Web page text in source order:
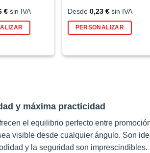
€ sin IVA Desde 0,23 €sin IVA
PERSONALIZAR
y máxima practicidad
el equilibrio perfecto entre
visible desde cualquier ángulo. Son
y la seguridad son imprescindibles.